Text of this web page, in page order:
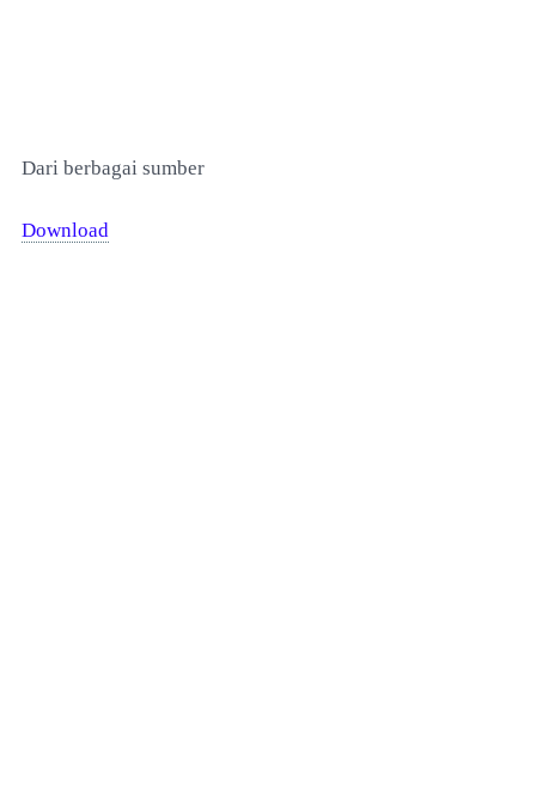
Dari berbagai sumber
Download